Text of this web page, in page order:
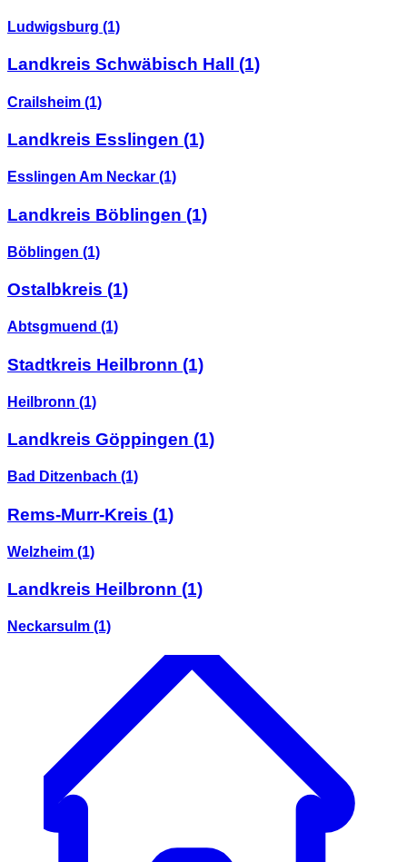
Ludwigsburg (1)
Landkreis Schwäbisch Hall (1)
Crailsheim (1)
Landkreis Esslingen (1)
Esslingen Am Neckar (1)
Landkreis Böblingen (1)
Böblingen (1)
Ostalbkreis (1)
Abtsgmuend (1)
Stadtkreis Heilbronn (1)
Heilbronn (1)
Landkreis Göppingen (1)
Bad Ditzenbach (1)
Rems-Murr-Kreis (1)
Welzheim (1)
Landkreis Heilbronn (1)
Neckarsulm (1)